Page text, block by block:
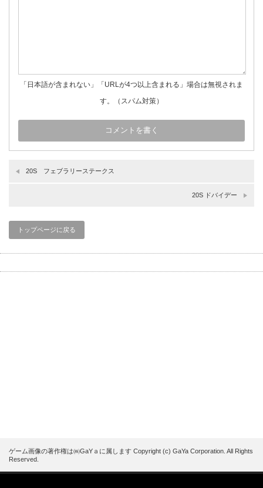
「日本語が含まれない」「URLが4つ以上含まれる」場合は無視されま
す。（スパム対策）
20S フェブラリーステークス
20S ドバイデー
トップページに戻る
ゲーム画像の著作権は㈱GaYａに属します Copyright (c) GaYa Corporation. All Rights
Reserved.